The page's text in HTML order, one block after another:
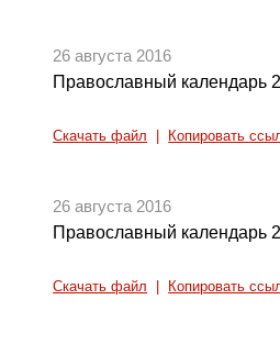
26 августа 2016
Православный календарь
Скачать файл Копировать
26 августа 2016
Православный календарь
Скачать файл Копировать